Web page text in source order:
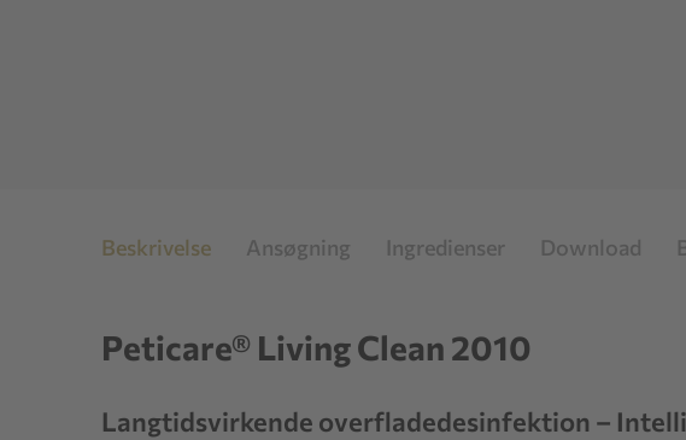
Beskrivelse Ansøgning Ingredienser Download
Peticare® Living Clean 2010
Langtidsvirkende overfladedesinfektion –